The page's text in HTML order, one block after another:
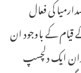
کی فعال
کے باوجود ان
ایک دلچسپ